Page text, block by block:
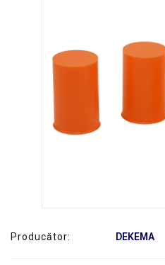
Producător: DEKEMA